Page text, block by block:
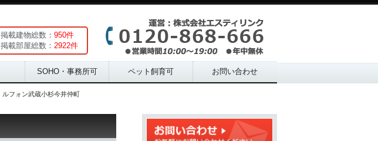
掲載建物総数： 950件
掲載部屋総数： 2922件
SOHO・事務所可 ペット飼育可 お問い合わせ
ルフォン武蔵小杉今井仲町